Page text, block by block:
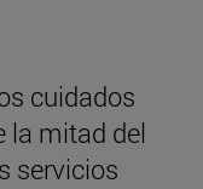
cuidados
la mitad del
servicios